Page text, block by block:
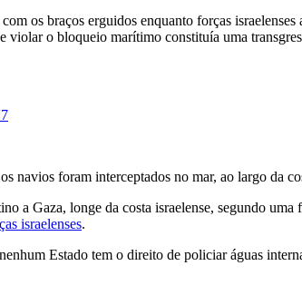
os braços erguidos enquanto forças
violar o bloqueio marítimo constituía uma
navios foram interceptados no mar, ao largo da
a Gaza, longe da costa israelense, segundo
israelenses.
Estado tem o direito de policiar águas